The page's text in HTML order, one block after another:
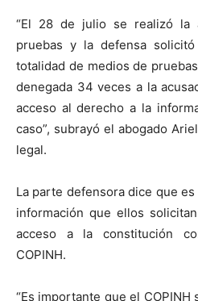
“El 28 de julio se realizó la
pruebas y la defensa
totalidad de medios de
denegada 34 veces a la
acceso al derecho a la
caso”, subrayó el abogado
legal.
La parte defensora dice que
información que ellos
acceso a la constitución
COPINH.
“Es importante que el